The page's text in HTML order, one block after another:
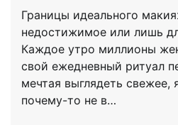
Границы идеального
недостижимое или лишь
Каждое утро миллионы
свой ежедневный ритуал
мечтая выглядеть свежее,
почему-то не в…